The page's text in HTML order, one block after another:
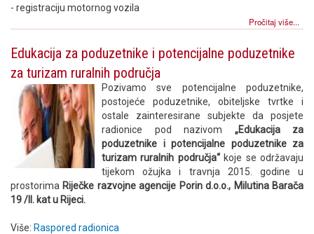
- registraciju motornog vozila
Pročitaj više...
Edukacija za poduzetnike i potencijalne poduzetnike
za turizam ruralnih područja
Pozivamo sve potencijalne poduzetnike,
postojeće poduzetnike, obiteljske tvrtke i
ostale zainteresirane subjekte da posjete
radionice pod nazivom „Edukacija za
poduzetnike i potencijalne poduzetnike za
turizam ruralnih područja“koje se održavaju
tijekom ožujka i travnja 2015. godine u
prostorima Riječke razvojne agencije Porin d.o.o., Milutina Barača
19 /II. kat u Rijeci.
Više: Raspored radionica